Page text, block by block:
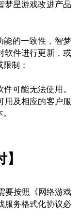
梦星游戏改进产品
能的一致性，智梦
软件进行更新，或
制；
可能无法使用。
用及相应的客户服
要按照《网络游戏
服务格式化协议必